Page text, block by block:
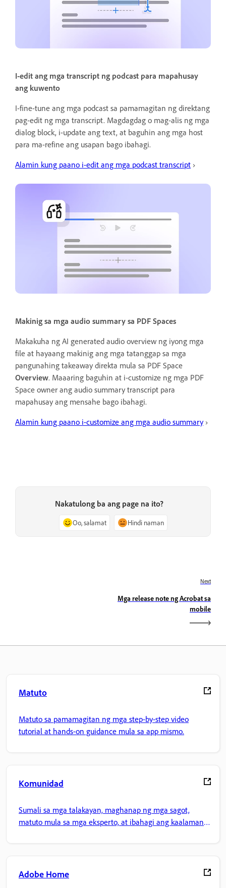
I-edit ang mga transcript ng podcast para mapahusay
ang kuwento
I-fine-tune ang mga podcast sa pamamagitan ng direktang
pag-edit ng mga transcript. Magdagdag o mag-alis ng mga
dialog block, i-update ang text, at baguhin ang mga host
para ma-refine ang usapan bago ibahagi.
Alamin kung paano i-edit ang mga podcast transcript ›
Makinig sa mga audio summary sa PDF Spaces
Makakuha ng AI generated audio overview ng iyong mga
file at hayaang makinig ang mga tatanggap sa mga
pangunahing takeaway direkta mula sa PDF Space
Overview. Maaaring baguhin at i-customize ng mga PDF
Space owner ang audio summary transcript para
mapahusay ang mensahe bago ibahagi.
Alamin kung paano i-customize ang mga audio summary›
Nakatulong ba ang page na ito?
Oo, salamat Hindi naman
Next
Mga release note ng Acrobat sa
mobile
Matuto
Matuto sa pamamagitan ng mga step-by-step video
tutorial at hands-on guidance mula sa app mismo.
Komunidad
Sumali sa mga talakayan, maghanap ng mga sagot,
matuto mula sa mga eksperto, at ibahagi ang kaalaman
Adobe Home